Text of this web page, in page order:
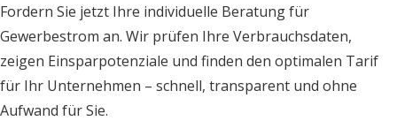
Fordern Sie jetzt Ihre individuelle Beratung für
Gewerbestrom an. Wir prüfen Ihre Verbrauchsdaten,
zeigen Einsparpotenziale und finden den optimalen Tarif
für Ihr Unternehmen – schnell, transparent und ohne
Aufwand für Sie.